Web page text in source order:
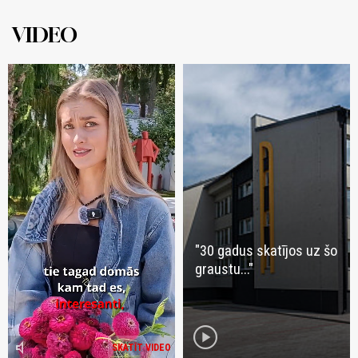
VIDEO
SKATĪT VIDEO
volume_mute
"30 gadus skatījos uz šo
graustu..."
play_circle